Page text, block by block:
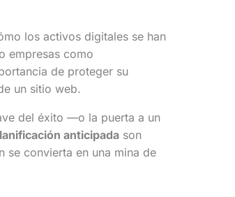
los activos digitales se han
empresas como
de proteger su
un sitio web.
del éxito —o la puerta a un
anticipadason
se convierta en una mina de